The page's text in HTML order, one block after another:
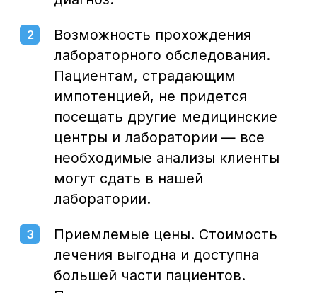
Написать нам: info@cclinika.ru
Пн – Пт: 8:00 – 20:00
Сб – Вс: 8:00 – 17:00
+7 (473) 300-33-44
Онлайн-запись